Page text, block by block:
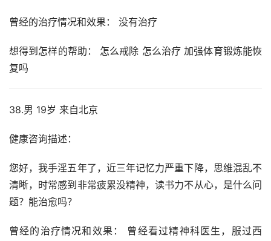
曾经的治疗情况和效果： 没有治疗
想得到怎样的帮助： 怎么戒除 怎么治疗 加强体育锻炼能恢
复吗
38.男 19岁 来自北京
健康咨询描述：
您好，我手淫五年了，近三年记忆力严重下降，思维混乱不
清晰，时常感到非常疲累没精神，读书力不从心，是什么问
题？能治愈吗？
曾经的治疗情况和效果： 曾经看过精神科医生，服过西